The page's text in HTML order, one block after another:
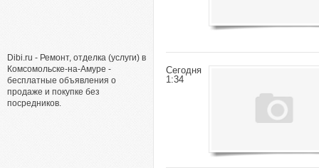
Dibi.ru - Ремонт, отделка (услуги) в
Комсомольске-на-Амуре -
бесплатные объявления о
продаже и покупке без
посредников.
Сегодня
1:34